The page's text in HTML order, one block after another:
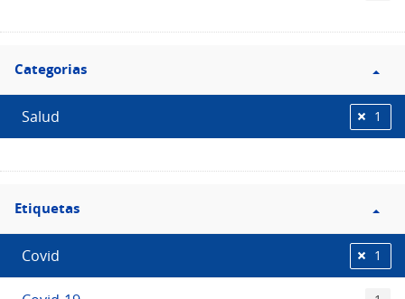
Filtro
Categorias
Categorias
Salud 1
Filtro
Etiquetas
Etiquetas
Covid 1